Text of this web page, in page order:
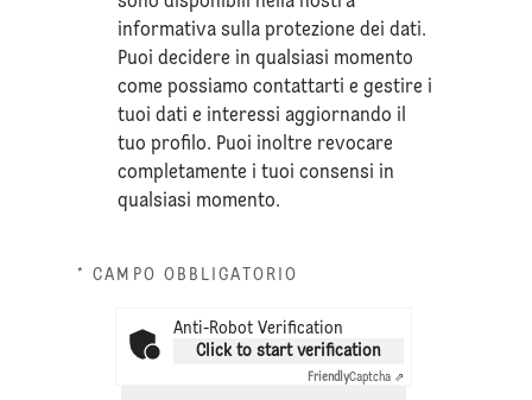
informativa sullaprotezione dei dati.
Puoi decidere in qualsiasi momento
come possiamo contattarti e gestire i
tuoi dati e interessi aggiornando il
tuo profilo. Puoi inoltre revocare
completamente i tuoi consensi in
qualsiasi momento.
* CAMPO OBBLIGATORIO
Anti-Robot Verification
Click to start verification
FriendlyCaptcha ⇗